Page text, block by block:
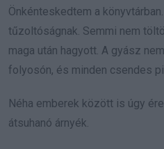
Önkénteskedtem a
tűzoltóságnak. Semmi nem
maga után hagyott. A gyász
folyosón, és minden csendes
Néha emberek között is úgy
átsuhanó árnyék.